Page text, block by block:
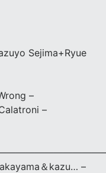
Sejima+Ryue
–
–
＆kazu… –